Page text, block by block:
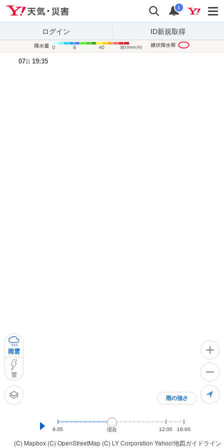
検索 通知
i
ログイン ID新規取得
(C) Mapbox (C) OpenStreetMap (C) LY Corporation Yahoo!地図ガイドライン
雨の強さ
雨雲
雷
9:35 現在 12:00 16:00
07日 19:35